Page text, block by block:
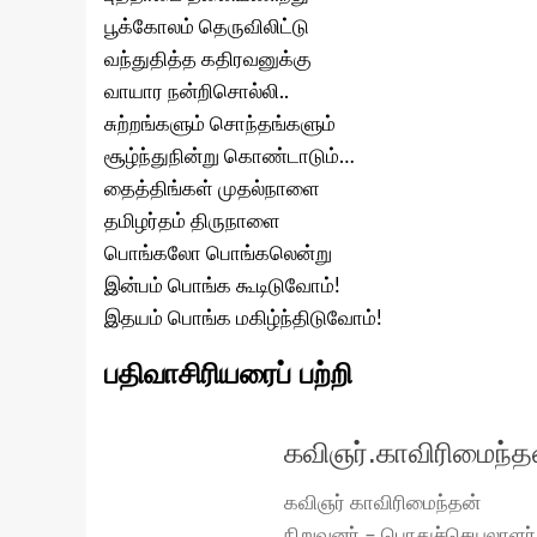
பூக்கோலம் தெருவிலிட்டு
வந்துதித்த கதிரவனுக்கு
வாயார நன்றிசொல்லி..
சுற்றங்களும் சொந்தங்களும்
சூழ்ந்துநின்று கொண்டாடும்…
தைத்திங்கள் முதல்நாளை
தமிழர்தம் திருநாளை
பொங்கலோ பொங்கலென்று
இன்பம் பொங்க கூடிடுவோம்!
இதயம் பொங்க மகிழ்ந்திடுவோம்!
பதிவாசிரியரைப் பற்றி
கவிஞர் காவிரிமைந்தன்